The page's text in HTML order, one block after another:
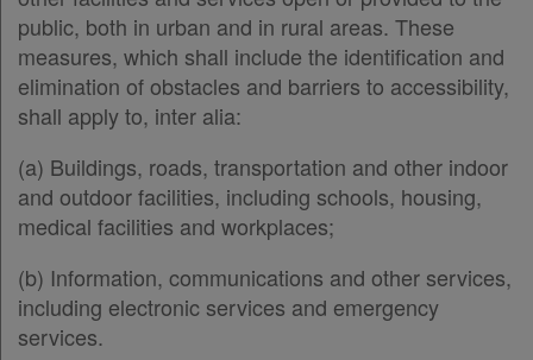
public, both in urban and in rural areas. These
measures, which shall include the identification and
elimination of obstacles and barriers to accessibility,
shall apply to, inter alia:
(a) Buildings, roads, transportation and other indoor
and outdoor facilities, including schools, housing,
medical facilities and workplaces;
(b) Information, communications and other services,
including electronic services and emergency
services.